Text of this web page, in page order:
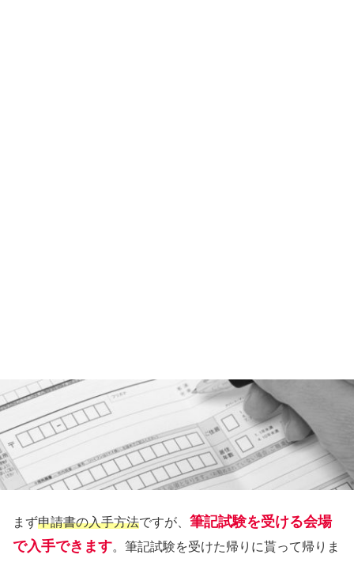
まず申請書の入手方法ですが、 筆記試験を受ける会場
で入手できます。筆記試験を受けた帰りに貰って帰りま